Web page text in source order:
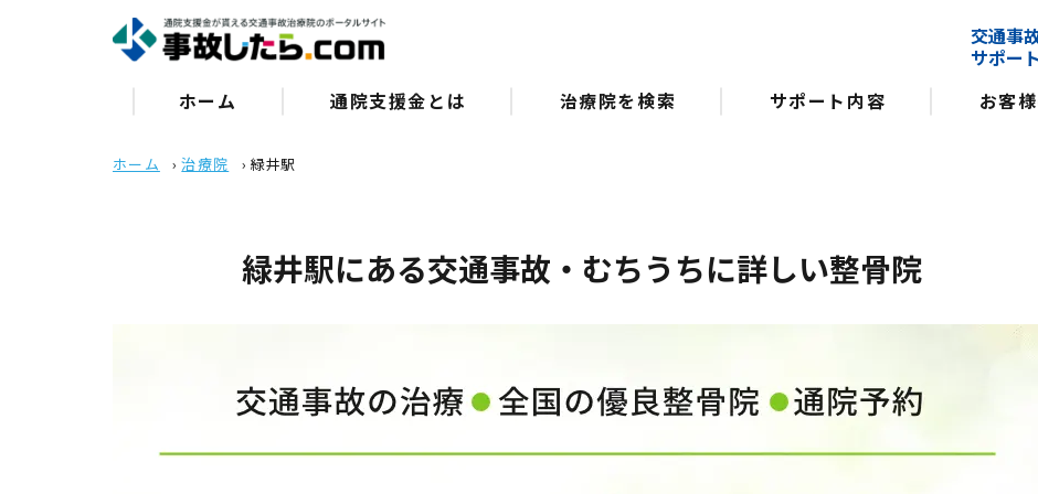
交通事
サポー
ホーム 通院⽀援⾦とは 治療院を検索 サポート内容 お客
ホーム ›治療院 › 緑井駅
緑井駅にある交通事故・むちうちに詳しい整骨院